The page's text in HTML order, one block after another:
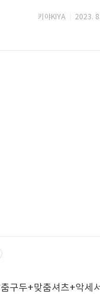
키야KIYA 2023.
구두+맞춤셔츠+악세